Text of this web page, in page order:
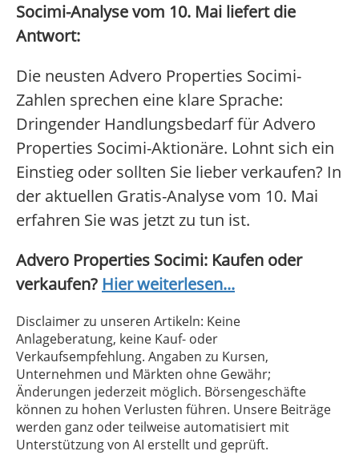
Socimi-Analyse vom 10. Mai liefert die
Antwort:
Die neusten Advero Properties Socimi-
Zahlen sprechen eine klare Sprache:
Dringender Handlungsbedarf für Advero
Properties Socimi-Aktionäre. Lohnt sich ein
Einstieg oder sollten Sie lieber verkaufen? In
der aktuellen Gratis-Analyse vom 10. Mai
erfahren Sie was jetzt zu tun ist.
Advero Properties Socimi: Kaufen oder
verkaufen? Hier weiterlesen...
Disclaimer zu unseren Artikeln: Keine
Anlageberatung, keine Kauf- oder
Verkaufsempfehlung. Angaben zu Kursen,
Unternehmen und Märkten ohne Gewähr;
Änderungen jederzeit möglich. Börsengeschäfte
können zu hohen Verlusten führen. Unsere Beiträge
werden ganz oder teilweise automatisiert mit
Unterstützung von AI erstellt und geprüft.